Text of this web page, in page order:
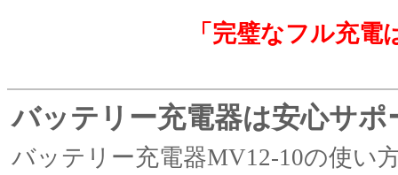
「完璧なフル充電
バッテリー充電器は安心サポ
バッテリー充電器MV12-10の使い